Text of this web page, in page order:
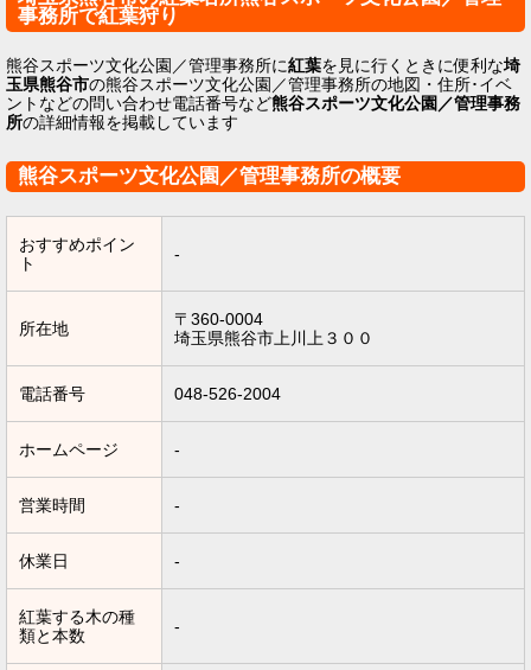
事務所で紅葉狩り
熊谷スポーツ文化公園／管理事務所に紅葉を見に行くときに便利な埼
玉県熊谷市の熊谷スポーツ文化公園／管理事務所の地図・住所･イベ
ントなどの問い合わせ電話番号など熊谷スポーツ文化公園／管理事務
所の詳細情報を掲載しています
熊谷スポーツ文化公園／管理事務所の概要
おすすめポイン
ト
-
所在地
〒360-0004
埼玉県熊谷市上川上３００
電話番号 048-526-2004
ホームページ -
営業時間 -
休業日 -
紅葉する木の種
類と本数
-